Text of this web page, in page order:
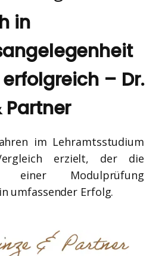
in
– Dr.
Partner
im Lehramtsstudium
erzielt, der die
einer Modulprüfung
umfassender Erfolg.